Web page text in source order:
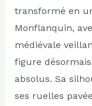
transformé en
Monflanquin,
médiévale
figure
absolus. Sa
ses ruelles